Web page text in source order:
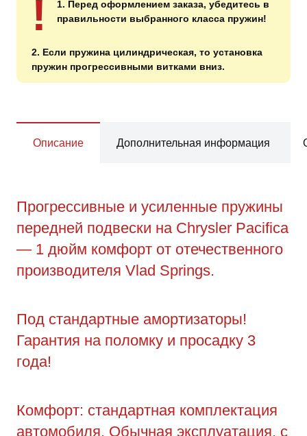
!
1. Перед оформлением заказа, убедитесь в
правильности выбранного класса пружин!
2. Если пружина цилиндрическая, то установка
пружин прогрессивными витками вниз.
Описание Дополнительная информация
Прогрессивные и усиленные пружины
передней подвески на Chrysler Pacifica
— 1 дюйм комфорт от отечественного
производителя Vlad Springs.
Под стандартные амортизаторы!
Гарантия на поломку и просадку 3
года!
Комфорт: стандартная комплектация
автомобиля. Обычная эксплуатация, с